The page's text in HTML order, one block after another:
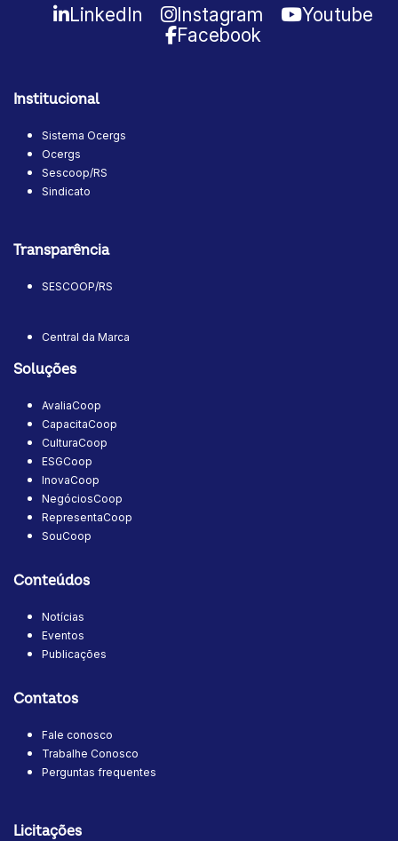
LinkedIn Instagram
Youtube
Facebook
Institucional
Sistema Ocergs
Ocergs
Sescoop/RS
Sindicato
Transparência
SESCOOP/RS
Central da Marca
Soluções
AvaliaCoop
CapacitaCoop
CulturaCoop
ESGCoop
InovaCoop
NegóciosCoop
RepresentaCoop
SouCoop
Conteúdos
Notícias
Eventos
Publicações
Contatos
Fale conosco
Trabalhe Conosco
Perguntas frequentes
Licitações